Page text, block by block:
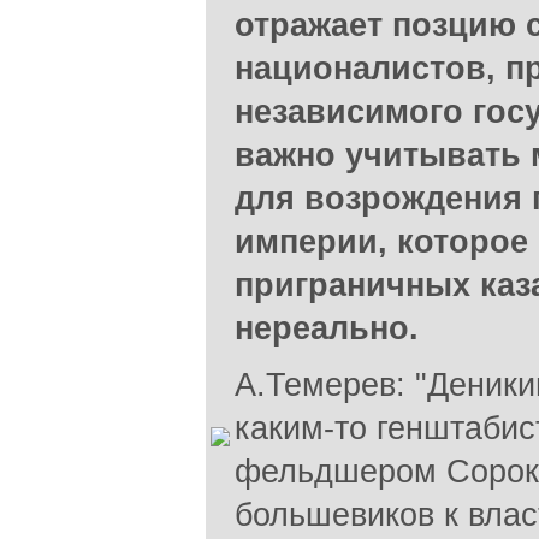
отражает позцию
националистов,
независимого
важно учитывать
для возрождения
империи, которое
приграничных
нереально.
А.Темерев:
каким-то
фельдшером
большевиков к